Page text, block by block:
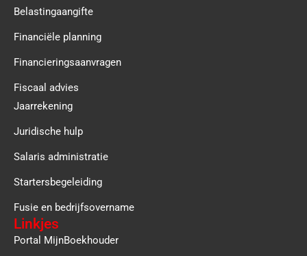
Belastingaangifte
Financiële planning
Financieringsaanvragen
Fiscaal advies
Jaarrekening
Juridische hulp
Salaris administratie
Startersbegeleiding
Fusie en bedrijfsovername
Linkjes
Portal MijnBoekhouder